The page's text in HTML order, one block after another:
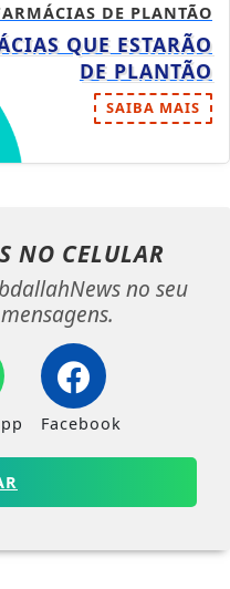
DE PLANTÃO
QUE ESTARÃO
DE PLANTÃO
SAIBA MAIS
NO CELULAR
no seu
Facebook